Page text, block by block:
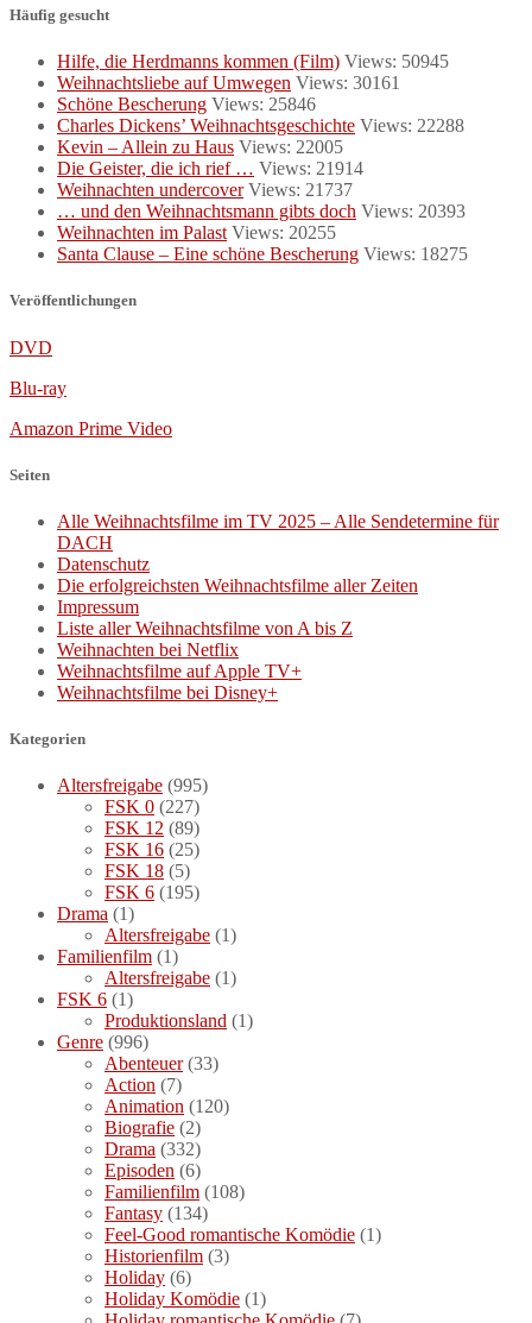
Häufig gesucht
Hilfe, die Herdmanns kommen (Film) Views: 50945
Weihnachtsliebe auf Umwegen Views: 30161
Schöne Bescherung Views: 25846
Charles Dickens’ Weihnachtsgeschichte Views: 22288
Kevin – Allein zu Haus Views: 22005
Die Geister, die ich rief … Views: 21914
Weihnachten undercover Views: 21737
… und den Weihnachtsmann gibts doch Views: 20393
Weihnachten im Palast Views: 20255
Santa Clause – Eine schöne Bescherung Views: 18275
Veröffentlichungen
DVD
Blu-ray
Amazon Prime Video
Seiten
Alle Weihnachtsfilme im TV 2025 – Alle Sendetermine für
DACH
Datenschutz
Die erfolgreichsten Weihnachtsfilme aller Zeiten
Impressum
Liste aller Weihnachtsfilme von A bis Z
Weihnachten bei Netflix
Weihnachtsfilme auf Apple TV+
Weihnachtsfilme bei Disney+
Kategorien
Altersfreigabe (995)
FSK 0 (227)
FSK 12 (89)
FSK 16 (25)
FSK 18 (5)
FSK 6 (195)
Drama (1)
Altersfreigabe (1)
Familienfilm (1)
Altersfreigabe (1)
FSK 6 (1)
Produktionsland (1)
Genre (996)
Abenteuer(33)
Action (7)
Animation (120)
Biografie (2)
Drama (332)
Episoden (6)
Familienfilm (108)
Fantasy (134)
Feel-Good romantische Komödie (1)
Historienfilm (3)
Holiday (6)
Holiday Komödie (1)